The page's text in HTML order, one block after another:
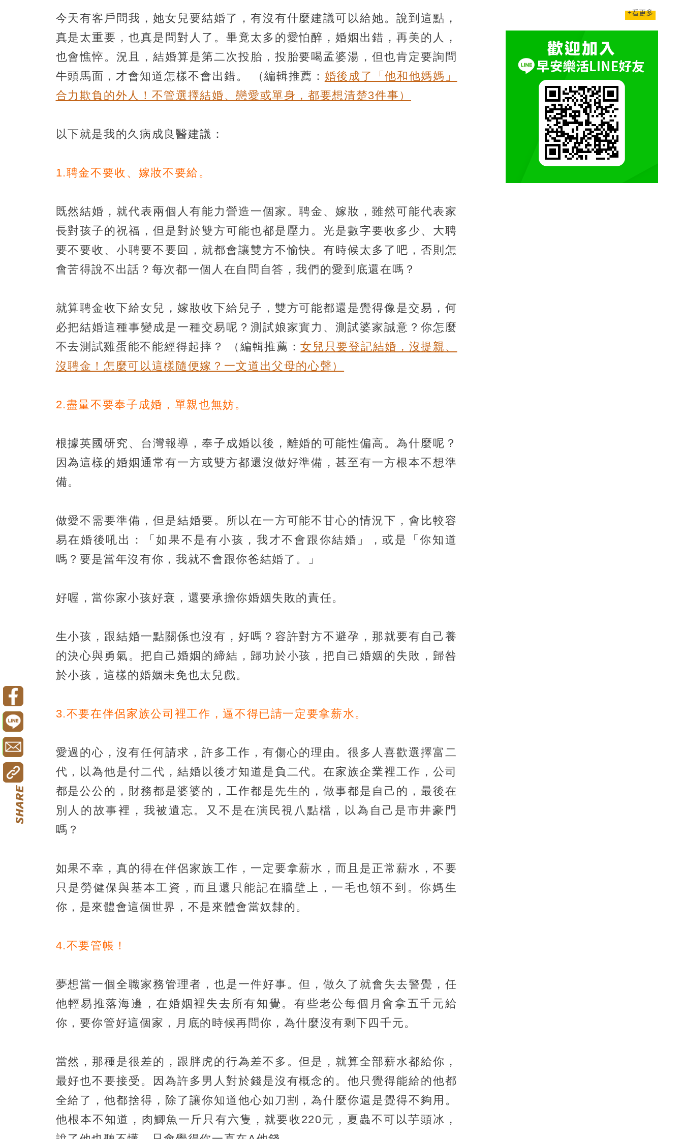
今天有客戶問我，她女兒要結婚了，有沒有什麼建議可以給她。說到這點，
真是太重要，也真是問對人了。畢竟太多的愛怕醉，婚姻出錯，再美的人，
也會憔悴。況且，結婚算是第二次投胎，投胎要喝孟婆湯，但也肯定要詢問
牛頭馬面，才會知道怎樣不會出錯。
（編輯推薦： 婚後成了「他和他媽媽」
合力欺負的外人！不管選擇結婚、戀愛或單身，都要想清楚3件事）
以下就是我的久病成良醫建議：
1.聘金不要收、嫁妝不要給。
既然結婚，就代表兩個人有能力營造一個家。聘金、嫁妝，雖然可能代表家
長對孩子的祝福，但是對於雙方可能也都是壓力。光是數字要收多少、大聘
要不要收、小聘要不要回，就都會讓雙方不愉快。有時候太多了吧，否則怎
會苦得說不出話？每次都一個人在自問自答，我們的愛到底還在嗎？
就算聘金收下給女兒，嫁妝收下給兒子，雙方可能都還是覺得像是交易，何
必把結婚這種事變成是一種交易呢？測試娘家實力、測試婆家誠意？你怎麼
不去測試雞蛋能不能經得起摔？
（編輯推薦：女兒只要登記結婚，沒提親、
沒聘金！怎麼可以這樣隨便嫁？一文道出父母的心聲）
2.盡量不要奉子成婚，單親也無妨。
根據英國研究、台灣報導，奉子成婚以後，離婚的可能性偏高。為什麼呢？
因為這樣的婚姻通常有一方或雙方都還沒做好準備，甚至有一方根本不想準
備。
做愛不需要準備，但是結婚要。所以在一方可能不甘心的情況下，會比較容
易在婚後吼出：「如果不是有小孩，我才不會跟你結婚」，或是「你知道
嗎？要是當年沒有你，我就不會跟你爸結婚了。」
好喔，當你家小孩好衰，還要承擔你婚姻失敗的責任。
生小孩，跟結婚一點關係也沒有，好嗎？容許對方不避孕，那就要有自己養
的決心與勇氣。把自己婚姻的締結，歸功於小孩，把自己婚姻的失敗，歸咎
於小孩，這樣的婚姻未免也太兒戲。
3.不要在伴侶家族公司裡工作，逼不得已請一定要拿薪水。
愛過的心，沒有任何請求，許多工作，有傷心的理由。很多人喜歡選擇富二
代，以為他是付二代，結婚以後才知道是負二代。在家族企業裡工作，公司
都是公公的，財務都是婆婆的，工作都是先生的，做事都是自己的，最後在
別人的故事裡，我被遺忘。又不是在演民視八點檔，以為自己是市井豪門
嗎？
如果不幸，真的得在伴侶家族工作，一定要拿薪水，而且是正常薪水，不要
只是勞健保與基本工資，而且還只能記在牆壁上，一毛也領不到。你媽生
你，是來體會這個世界，不是來體會當奴隸的。
4.不要管帳！
夢想當一個全職家務管理者，也是一件好事。但，做久了就會失去警覺，任
他輕易推落海邊，在婚姻裡失去所有知覺。有些老公每個月會拿五千元給
你，要你管好這個家，月底的時候再問你，為什麼沒有剩下四千元。
當然，那種是很差的，跟胖虎的行為差不多。但是，就算全部薪水都給你，
最好也不要接受。因為許多男人對於錢是沒有概念的。他只覺得能給的他都
全給了，他都捨得，除了讓你知道他心如刀割，為什麼你還是覺得不夠用。
他根本不知道，肉鯽魚一斤只有六隻，就要收220元，夏蟲不可以芋頭冰，
+看更多